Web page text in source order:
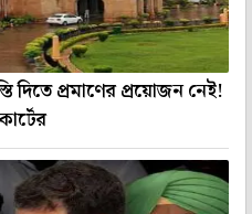
দিতে প্রমাণের প্রয়োজন নেই!